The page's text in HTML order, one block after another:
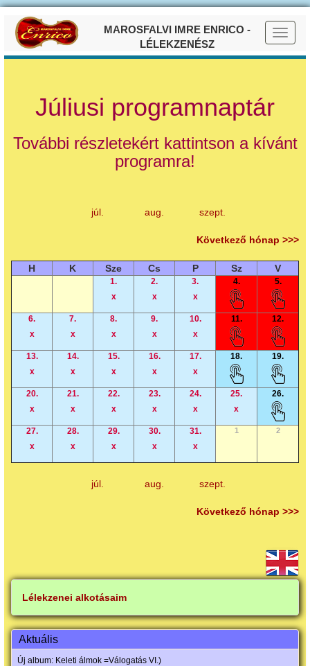
MAROSFALVI IMRE ENRICO -
LÉLEKZENÉSZ
Júliusi programnaptár
További részletekért kattintson a kívánt
programra!
júl. aug. szept.
Következő hónap >>>
H K Sze Cs P Sz V
1.
x
2.
x
3.
x
4. 5.
6.
x
7.
x
8.
x
9.
x
10.
x
11. 12.
13.
x
14.
x
15.
x
16.
x
17.
x
18. 19.
20.
x
21.
x
22.
x
23.
x
24.
x
25.
x
26.
27.
x
28.
x
29.
x
30.
x
31.
x
1 2
júl. aug. szept.
Következő hónap >>>
Lélekzenei alkotásaim
Aktuális
Új album: Keleti álmok =Válogatás VI.)